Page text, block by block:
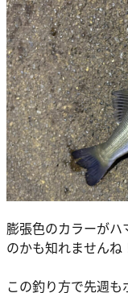
膨張色のカラーが
のかも知れませんね
この釣り方で先週も